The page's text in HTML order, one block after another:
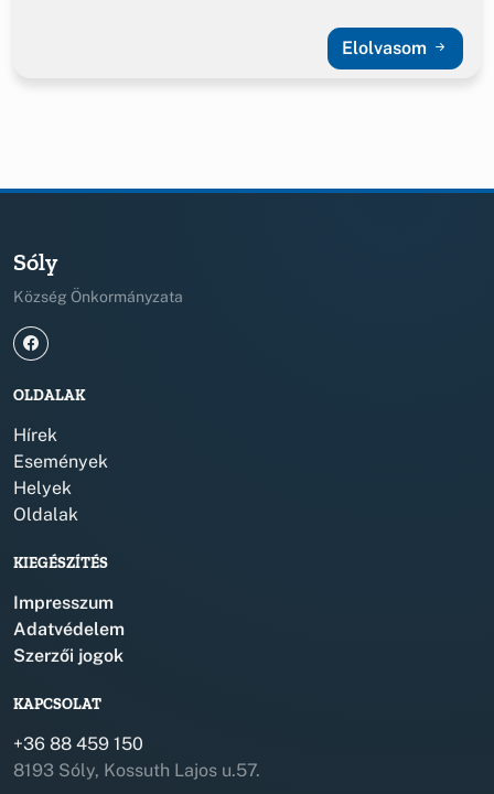
Elolvasom
Sóly
Község Önkormányzata
OLDALAK
Hírek
Események
Helyek
Oldalak
KIEGÉSZÍTÉS
Impresszum
Adatvédelem
Szerzői jogok
KAPCSOLAT
+36 88 459 150
8193 Sóly, Kossuth Lajos u.57.